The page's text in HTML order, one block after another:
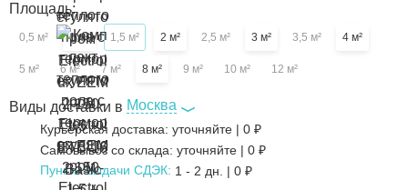
Площадь:
0,5 м² 1 м² 1,5 м² 2 м² 2,5 м² 3 м² 3,5 м² 4 м²
5 м² 6 м² 7 м² 8 м² 9 м² 10 м² 12 м²
Виды доставки в Москва
Курьерская доставка: уточняйте | 0 ₽
Самовывоз со склада: уточняйте | 0 ₽
Пункты выдачи СДЭК: 1 - 2 дн. | 0 ₽